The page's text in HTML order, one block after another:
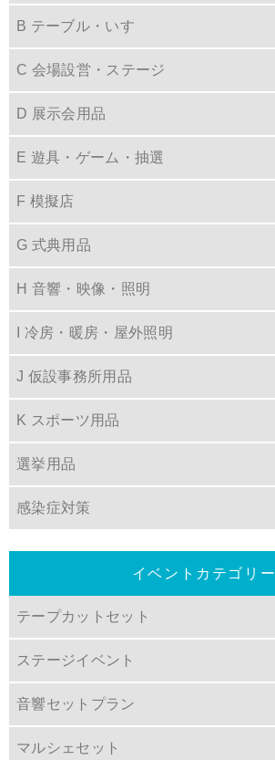
B テーブル・いす
C 会場設営・ステージ
D 展示会用品
E 遊具・ゲーム・抽選
F 模擬店
G 式典用品
H 音響・映像・照明
I 冷房・暖房・屋外照明
J 仮設事務所用品
K スポーツ用品
選挙用品
感染症対策
イベントカテゴリー
テープカットセット
ステージイベント
音響セットプラン
マルシェセット